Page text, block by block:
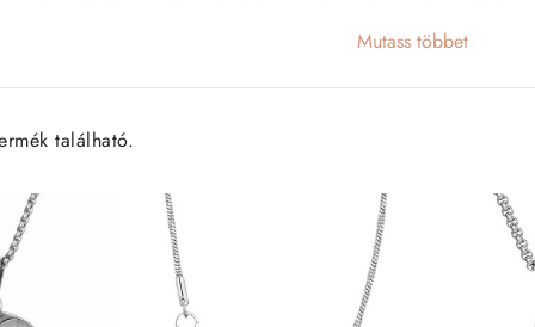
kínálatunkban megtalálod:
különböző szemméretben és
letisztult, vallási, viking vagy szimbolikus
amelyek tökéletesen kiegészítik a női változatot is.
olyan nyakláncokat kínálunk, amelyek egyszerre férfiasak
biztosít, miközben bármilyen szett részévé válhat –
Mutass többet
található.